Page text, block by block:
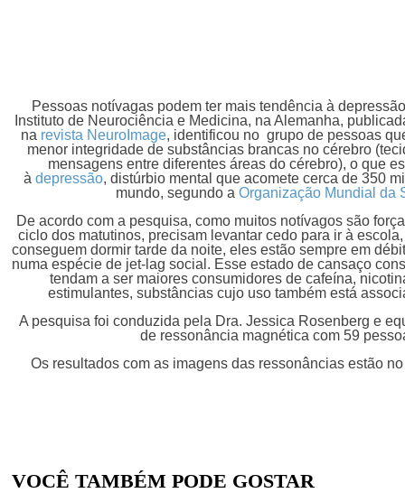
Pessoas notívagas podem ter mais tendência à
Instituto de Neurociência e Medicina, na Alemanha,
na revista NeuroImage, identificou no grupo de pessoas
menor integridade de substâncias brancas no cérebro
mensagens entre diferentes áreas do cérebro), o que
à depressão, distúrbio mental que acomete cerca de 350
mundo, segundo a Organização Mundial da
De acordo com a pesquisa, como muitos notívagos são
ciclo dos matutinos, precisam levantar cedo para ir à
conseguem dormir tarde da noite, eles estão sempre em
numa espécie de jet-lag social. Esse estado de cansaço
tendam a ser maiores consumidores de cafeína,
estimulantes, substâncias cujo uso também está
A pesquisa foi conduzida pela Dra. Jessica Rosenberg e
de ressonância magnética com 59
Os resultados com as imagens das ressonâncias estão
VOCÊ TAMBÉM PODE GOSTAR